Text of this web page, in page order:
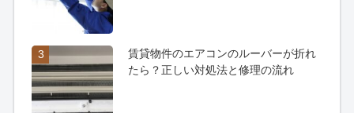
3
賃貸物件のエアコンのルーバーが折れ
たら？正しい対処法と修理の流れ